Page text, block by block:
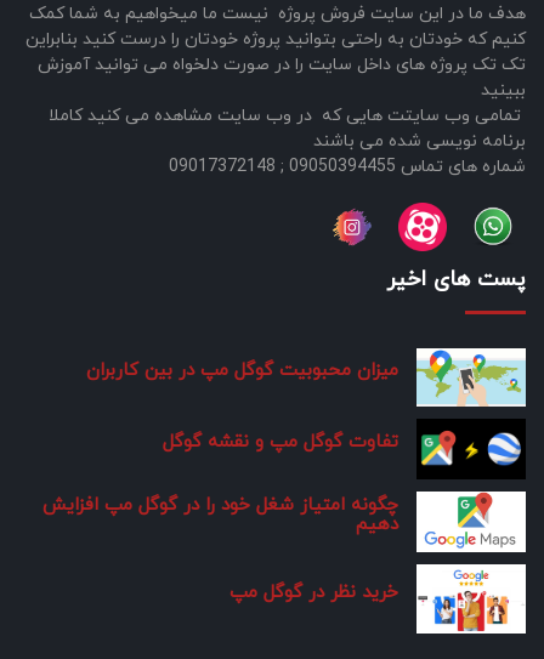
هدف ما در این سایت فروش پروژه نیست ما میخواهیم به شما کمک
کنیم که خودتان به راحتی بتوانید پروژه خودتان را درست کنید بنابراین
تک تک پروژه های داخل سایت را در صورت دلخواه می توانید آموزش
ببینید
تمامی وب سایتت هایی که در وب سایت مشاهده می کنید کاملا
برنامه نویسی شده می باشند
شماره های تماس 09050394455 ; 09017372148
پست های اخیر
میزان محبوبیت گوگل مپ در بین کاربران
تفاوت گوگل مپ و نقشه گوگل
چگونه امتیاز شغل خود را در گوگل مپ افزایش
دهیم
خرید نظر در گوگل مپ